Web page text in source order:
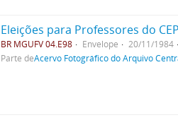
Eleições para Professores do
BR MGUFV 04.E98 Envelope
20/11/1984
Parte deAcervo Fotográfico do Arquivo